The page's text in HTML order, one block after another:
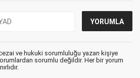
ve hukuki sorumluluğu yazan kişiye
sorumlu değildir. Her bir yorum